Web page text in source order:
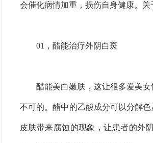
会催化病情加重，损伤自身健康。
01，醋能治疗外阴白斑
醋能美白嫩肤，这让很多爱美
不可的。醋中的乙酸成分可以分解
皮肤带来腐蚀的现象，让患者的外